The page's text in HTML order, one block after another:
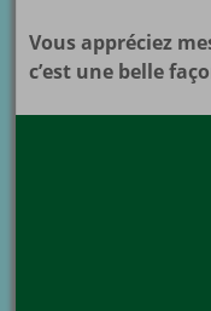
Vous appréciez
c’est une belle